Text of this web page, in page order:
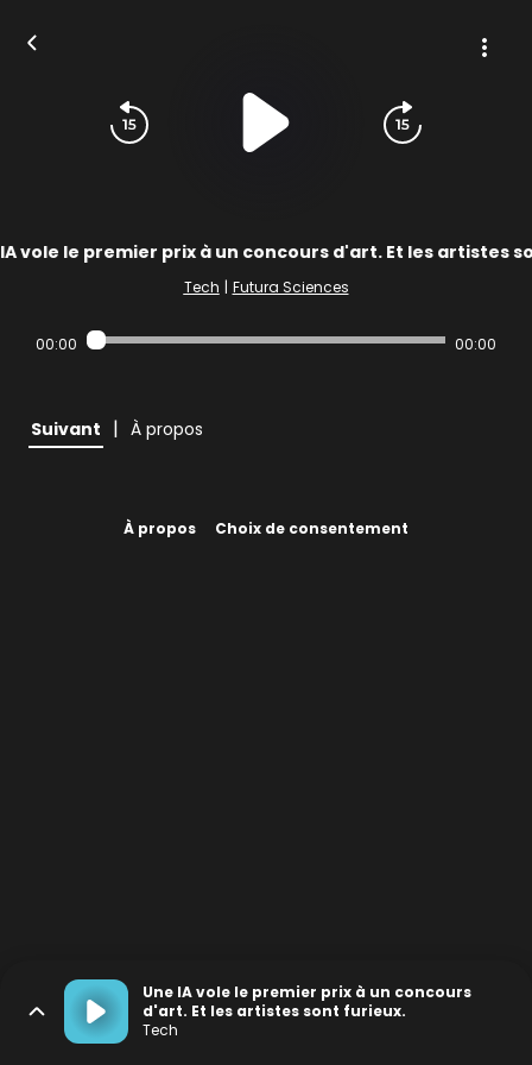
vole le premier prix à un concours d'art. Et les artistes
Tech | Futura Sciences
00:00 00:00
Suivant | À propos
À propos Choix de consentement
Une IA vole le premier prix à un concours
d'art. Et les artistes sont furieux.
Tech